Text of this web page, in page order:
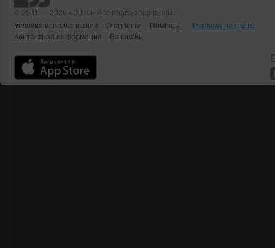
© 2001 — 2026 «DJ.ru» Все права защищены.
Условия использования
О проекте Помощь
Реклама на сайте
Контактная информация
Вакансии